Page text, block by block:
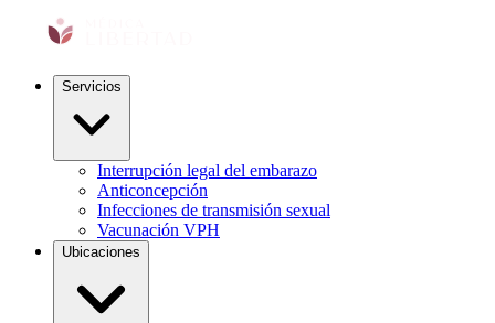
Servicios
Interrupción legal del embarazo
Anticoncepción
Infecciones de transmisión sexual
Vacunación VPH
Ubicaciones